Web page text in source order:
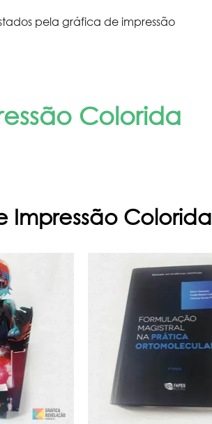
pela gráfica de impressão
Colorida
Impressão Colorida